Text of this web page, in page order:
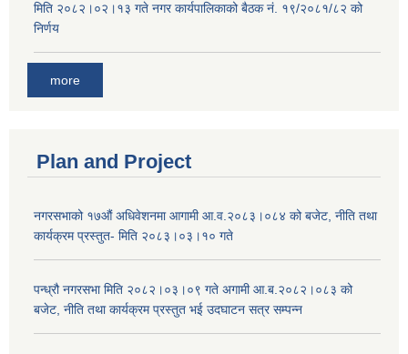
मिति २०८२।०२।१३ गते नगर कार्यपालिकाको बैठक नं. १९/२०८१/८२ को
निर्णय
more
Plan and Project
नगरसभाको १७औं अधिवेशनमा आगामी आ.व.२०८३।०८४ को बजेट, नीति तथा
कार्यक्रम प्रस्तुत- मिति २०८३।०३।१० गते
पन्ध्रौ नगरसभा मिति २०८२।०३।०९ गते अगामी आ.ब.२०८२।०८३ को
बजेट, नीति तथा कार्यक्रम प्रस्तुत भई उदघाटन सत्र सम्पन्न